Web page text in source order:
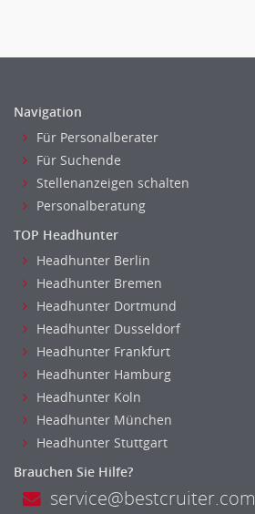
Navigation
Für Personalberater
Für Suchende
Stellenanzeigen schalten
Personalberatung
TOP Headhunter
Headhunter Berlin
Headhunter Bremen
Headhunter Dortmund
Headhunter Dusseldorf
Headhunter Frankfurt
Headhunter Hamburg
Headhunter Koln
Headhunter München
Headhunter Stuttgart
Brauchen Sie Hilfe?
service@bestcruiter.com